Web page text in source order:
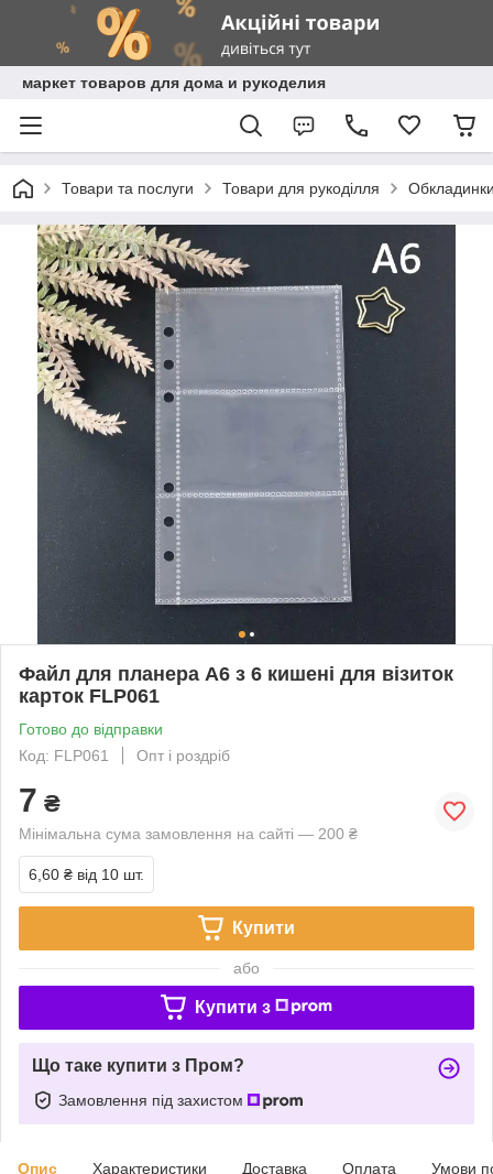
маркет товаров для дома и рукоделия
Товари та послуги Товари для рукоділля
Файл для планера А6 з 6 кишені для візиток
карток FLP061
Готово до відправки
Код: FLP061
Опт і роздріб
7 ₴
Мінімальна сума замовлення на сайті — 200 ₴
6,60 ₴ від 10 шт.
Купити
або
Купити з
Що таке купити з Пром?
Замовлення під захистом
Опис Характеристики Доставка Оплата Умови